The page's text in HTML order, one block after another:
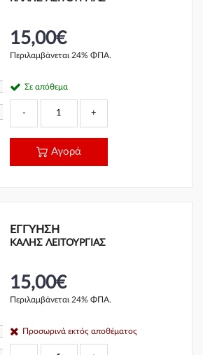
15,00€
Περιλαμβάνεται 24% ΦΠΑ.
Σε απόθεμα
- +
Αγορά
ΕΓΓΎΗΣΗ
ΚΑΛΗΣ ΛΕΙΤΟΥΡΓΙΑΣ
15,00€
Περιλαμβάνεται 24% ΦΠΑ.
Προσωρινά εκτός αποθέματος